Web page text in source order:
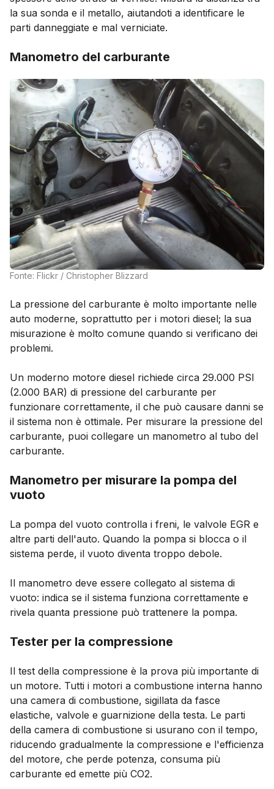
la sua sonda e il metallo, aiutandoti a identificare le
parti danneggiate e mal verniciate.
Manometro del carburante
Fonte: Flickr / Christopher Blizzard
La pressione del carburante è molto importante nelle
auto moderne, soprattutto per i motori diesel; la sua
misurazione è molto comune quando si verificano dei
problemi.
Un moderno motore diesel richiede circa 29.000 PSI
(2.000 BAR) di pressione del carburante per
funzionare correttamente, il che può causare danni se
il sistema non è ottimale. Per misurare la pressione del
carburante, puoi collegare un manometro al tubo del
carburante.
Manometro per misurare la pompa del
vuoto
La pompa del vuoto controlla i freni, le valvole EGR e
altre parti dell'auto. Quando la pompa si blocca o il
sistema perde, il vuoto diventa troppo debole.
Il manometro deve essere collegato al sistema di
vuoto: indica se il sistema funziona correttamente e
rivela quanta pressione può trattenere la pompa.
Tester per la compressione
Il test della compressione è la prova più importante di
un motore. Tutti i motori a combustione interna hanno
una camera di combustione, sigillata da fasce
elastiche, valvole e guarnizione della testa. Le parti
della camera di combustione si usurano con il tempo,
riducendo gradualmente la compressione e l'efficienza
del motore, che perde potenza, consuma più
carburante ed emette più CO2.